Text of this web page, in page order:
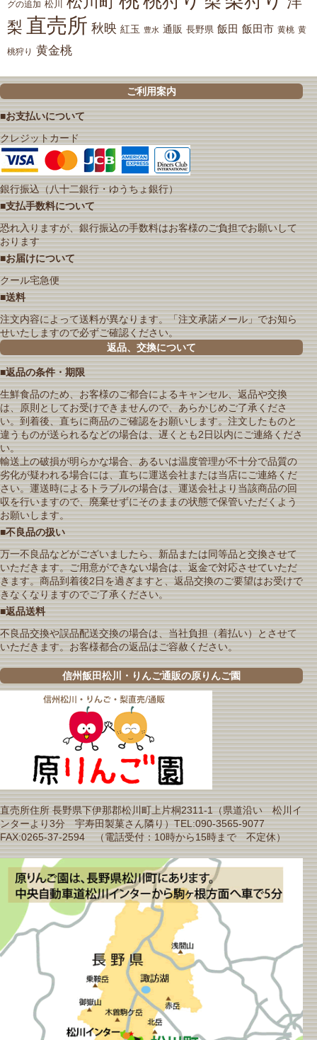
グの追加 松川
梨 直売所 秋映 紅玉 豊水 通販 長野県 飯田 飯田市 黄桃 黄
桃狩り 黄金桃
ご利用案内
■お支払いについて
クレジットカード
銀行振込（八十二銀行・ゆうちょ銀行）
■支払手数料について
恐れ入りますが、銀行振込の手数料はお客様のご負担でお願いして
おります
■お届けについて
クール宅急便
■送料
注文内容によって送料が異なります。「注文承諾メール」でお知ら
せいたしますので必ずご確認ください。
返品、交換について
■返品の条件・期限
生鮮食品のため、お客様のご都合によるキャンセル、返品や交換
は、原則としてお受けできませんので、あらかじめご了承くださ
い。到着後、直ちに商品のご確認をお願いします。注文したものと
違うものが送られるなどの場合は、遅くとも2日以内にご連絡くださ
い。
輸送上の破損が明らかな場合、あるいは温度管理が不十分で品質の
劣化が疑われる場合には、直ちに運送会社または当店にご連絡くだ
さい。運送時によるトラブルの場合は、運送会社より当該商品の回
収を行いますので、廃棄せずにそのままの状態で保管いただくよう
お願いします。
■不良品の扱い
万一不良品などがございましたら、新品または同等品と交換させて
いただきます。ご用意ができない場合は、返金で対応させていただ
きます。商品到着後2日を過ぎますと、返品交換のご要望はお受けで
きなくなりますのでご了承ください。
■返品送料
不良品交換や誤品配送交換の場合は、当社負担（着払い）とさせて
いただきます。お客様都合の返品はご容赦ください。
信州飯田松川・りんご通販の原りんご園
直売所住所 長野県下伊那郡松川町上片桐2311-1（県道沿い 松川イ
ンターより3分 宇寿田製菓さん隣り）TEL:090-3565-9077
FAX:0265-37-2594 （電話受付：10時から15時まで 不定休）